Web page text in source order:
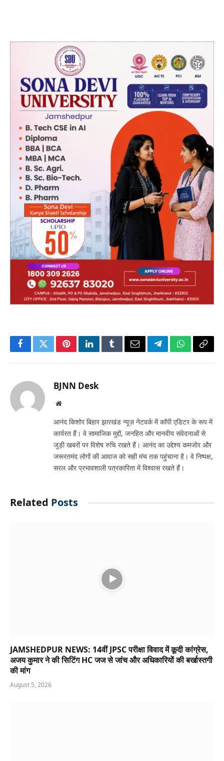
FacebookTwitterPinterestLinkedInTumblrEmailTelegramWhatsApp
Copy
BJNN Desk
Website
आनंद किशोर बिहार झारखंड न्यूज़ नेटवर्क में कॉपी एडिटर के रूप में
कार्यरत हैं। वे सामाजिक मुद्दों, जनहित और मानवीय संवेदनाओं से
जुड़ी खबरों पर विशेष रुचि रखते हैं। आनंद का उद्देश्य कमजोर और
जरूरतमंद लोगों की आवाज को सही मंच तक पहुंचाना है। वे निष्पक्ष,
सरल और प्रभावशाली पत्रकारिता में विश्वास रखते हैं।
Related Posts
JAMSHEDPUR NEWS: 14वीं JPSC परीक्षा विवाद में कूदी कांग्रेस,
अजय कुमार ने की सिटिंग HC जज से जांच और अधिकारियों की बर्खास्तगी
की मांग
August 5, 2026